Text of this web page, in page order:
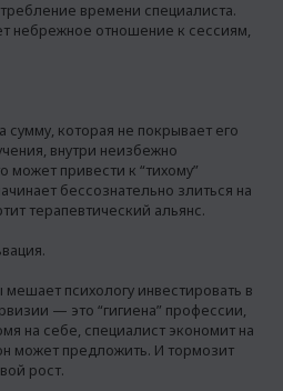
времени специалиста.
небрежное отношение к сессиям,
сумму, которая не покрывает его
внутри неизбежно
может привести к “тихому”
бессознательно злиться на
терапевтический альянс.
психологу инвестировать в
— это “гигиена” профессии,
на себе, специалист экономит на
может предложить. И тормозит
рост.